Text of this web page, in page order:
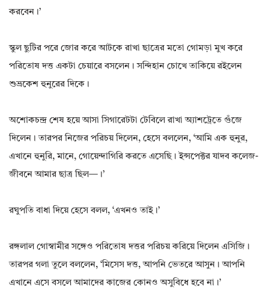
করবেন।’
স্কুল ছুটির পরে জোর করে আটকে রাখা ছাত্রের মতো গোমড়া মুখ করে
পরিতোষ দত্ত একটা চেয়ারে বসলেন। সন্দিহান চোখে তাকিয়ে রইলেন
শুভ্রকেশ হুনুরের দিকে।
অশোকচন্দ্র শেষ হয়ে আসা সিগারেটটা টেবিলে রাখা অ্যাশট্রেতে গুঁজে
দিলেন। তারপর নিজের পরিচয় দিলেন, হেসে বললেন, ‘আমি এক হুনুর,
এখানে হুনুরি, মানে, গোয়েন্দাগিরি করতে এসেছি। ইন্সপেক্টর যাদব কলেজ-
জীবনে আমার ছাত্র ছিল—।’
রঘুপতি বাধা দিয়ে হেসে বলল, ‘এখনও তাই।’
রঙ্গলাল গোস্বামীর সঙ্গেও পরিতোষ দত্তর পরিচয় করিয়ে দিলেন এসিজি।
তারপর গলা তুলে বললেন, ‘মিসেস দত্ত, আপনি ভেতরে আসুন। আপনি
এখানে এসে বসলে আমাদের কাজের কোনও অসুবিধে হবে না।’